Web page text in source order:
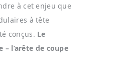
à cet enjeu que
à tête
conçus. Le
l’arête de coupe